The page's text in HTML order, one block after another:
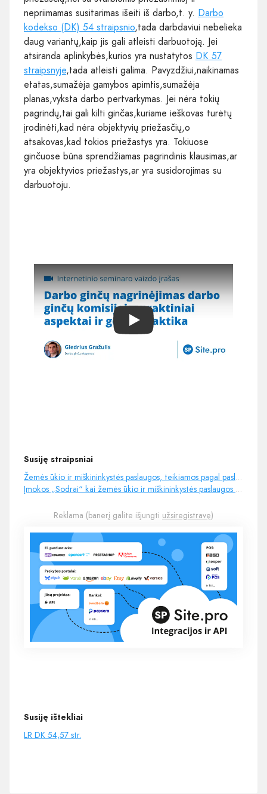
nepriimamas susitarimas išeiti iš darbo,t. y. Darbo
kodekso (DK) 54 straipsnio,tada darbdaviui nebelieka
daug variantų,kaip jis gali atleisti darbuotoją. Jei
atsiranda aplinkybės,kurios yra nustatytos DK 57
straipsnyje,tada atleisti galima. Pavyzdžiui,naikinamas
etatas,sumažėja gamybos apimtis,sumažėja
planas,vyksta darbo pertvarkymas. Jei nėra tokių
pagrindų,tai gali kilti ginčas,kuriame ieškovas turėtų
įrodinėti,kad nėra objektyvių priežasčių,o
atsakovas,kad tokios priežastys yra. Tokiuose
ginčuose būna sprendžiamas pagrindinis klausimas,ar
yra objektyvios priežastys,ar yra susidorojimas su
darbuotoju.
Play
Susiję straipsniai
Žemės ūkio ir miškininkystės paslaugos, teikiamos pagal paslaugų kvitą
Įmokos „Sodrai“ kai žemės ūkio ir miškininkystės paslaugos teikiamos pagal kvitus
Reklama (banerį galite išjungti užsiregistravę)
Susiję ištekliai
LR DK 54,57 str.